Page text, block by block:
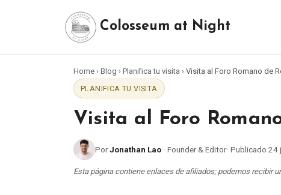
Colosseum at Night
Home › Blog › Planifica tu visita › Visita al Foro Romano de
PLANIFICA TU VISITA
Visita al Foro
PorJonathan Lao · Founder & Editor· Publicado 24
Esta página contiene enlaces de afiliados; podemos recibir